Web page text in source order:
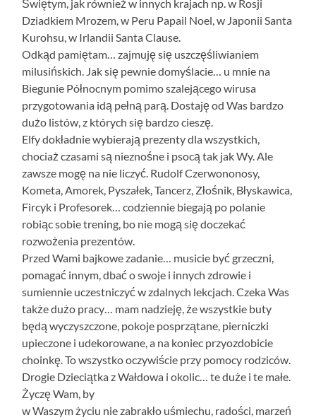
Świętym, jak również w innych krajach np. w Rosji
Dziadkiem Mrozem, w Peru Papail Noel, w Japonii Santa
Kurohsu, w Irlandii Santa Clause.
Odkąd pamiętam… zajmuję się uszczęśliwianiem
milusińskich. Jak się pewnie domyślacie… u mnie na
Biegunie Północnym pomimo szalejącego wirusa
przygotowania idą pełną parą. Dostaję od Was bardzo
dużo listów, z których się bardzo cieszę.
Elfy dokładnie wybierają prezenty dla wszystkich,
chociaż czasami są nieznośne i psocą tak jak Wy. Ale
zawsze mogę na nie liczyć. Rudolf Czerwononosy,
Kometa, Amorek, Pyszałek, Tancerz, Złośnik, Błyskawica,
Fircyk i Profesorek… codziennie biegają po polanie
robiąc sobie trening, bo nie mogą się doczekać
rozwożenia prezentów.
Przed Wami bajkowe zadanie… musicie być grzeczni,
pomagać innym, dbać o swoje i innych zdrowie i
sumiennie uczestniczyć w zdalnych lekcjach. Czeka Was
także dużo pracy… mam nadzieję, że wszystkie buty
będą wyczyszczone, pokoje posprzątane, pierniczki
upieczone i udekorowane, a na koniec przyozdobicie
choinkę. To wszystko oczywiście przy pomocy rodziców.
Drogie Dzieciątka z Wałdowa i okolic… te duże i te małe.
Życzę Wam, by
w Waszym życiu nie zabrakło uśmiechu, radości, marzeń